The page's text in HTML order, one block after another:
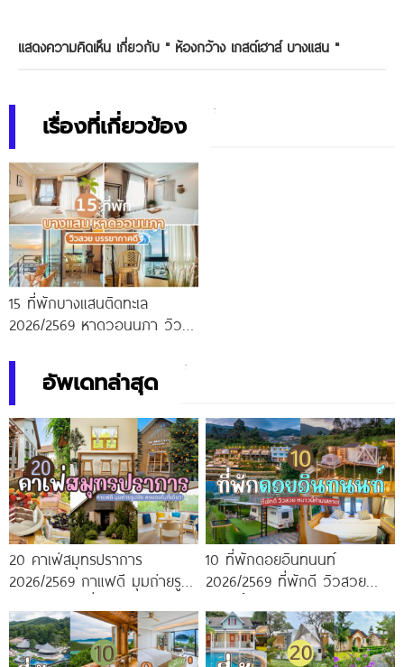
แสดงความคิดเห็น เกี่ยวกับ " ห้องกว้าง เกสต์เฮาส์ บางแสน "
เรื่องที่เกี่ยวข้อง
15 ที่พักบางแสนติดทะเล
2026/2569 หาดวอนนภา วิว
อัพเดทล่าสุด
20 คาเฟ่สมุทรปราการ
2026/2569 กาแฟดี มุมถ่ายรูป
10 ที่พักดอยอินทนนท์
2026/2569 ที่พักดี วิวสวย